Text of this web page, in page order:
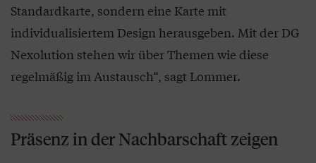
Standardkarte, sondern eine Karte mit
individualisiertem Design herausgeben. Mit der DG
Nexolution stehen wir über Themen wie diese
regelmäßig im Austausch“, sagt Lommer.
Präsenz in der Nachbarschaft zeigen